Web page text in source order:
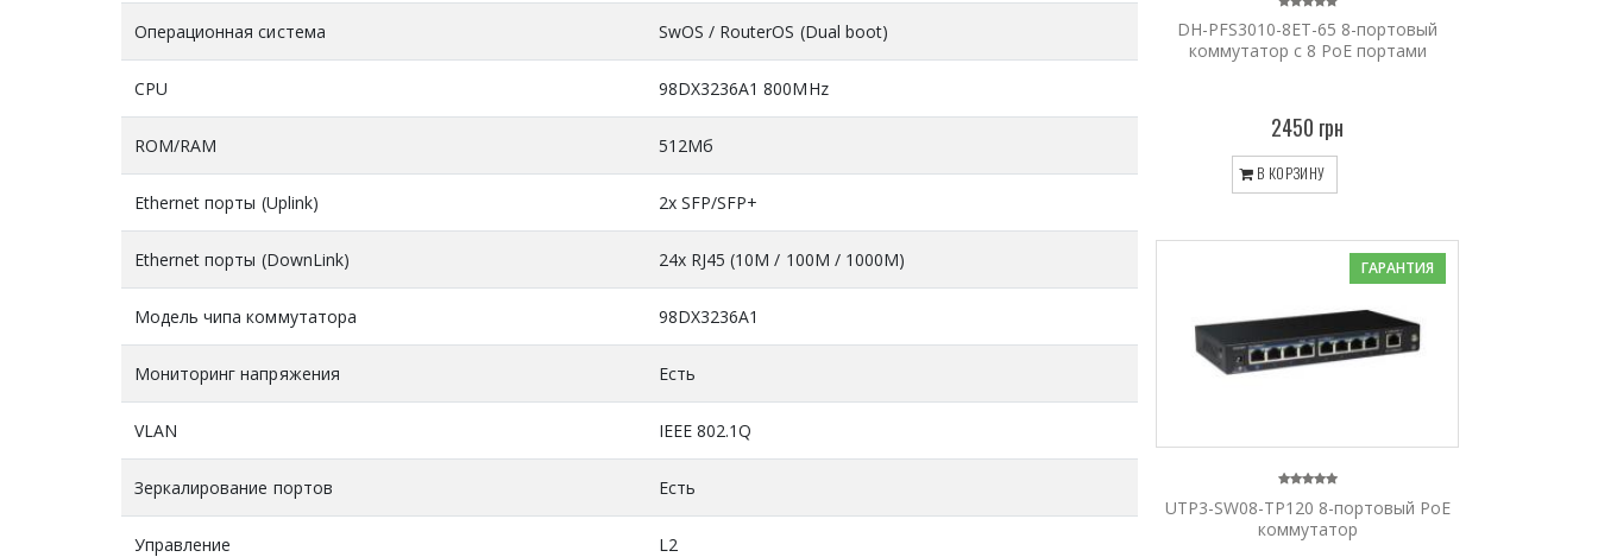
Операционная система SwOS / RouterOS (Dual boot)
CPU 98DX3236A1 800MHz
ROM/RAM 512Мб
Ethernet порты (Uplink) 2x SFP/SFP+
Ethernet порты (DownLink) 24x RJ45 (10M / 100M / 1000М)
Модель чипа коммутатора 98DX3236A1
Мониторинг напряжения Есть
VLAN IEEE 802.1Q
Зеркалирование портов Есть
Управление L2
DH-PFS3010-8ET-65 8-портовый
коммутатор с 8 РоЕ портами
2450 грн
В КОРЗИНУ
ГАРАНТИЯ
UTP3-SW08-TP120 8-портовый PoE
коммутатор